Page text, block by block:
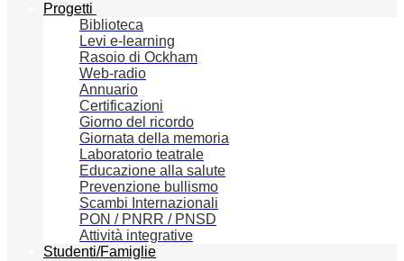
Progetti
Biblioteca
Levi e-learning
Rasoio di Ockham
Web-radio
Annuario
Certificazioni
Giorno del ricordo
Giornata della memoria
Laboratorio teatrale
Educazione alla salute
Prevenzione bullismo
Scambi Internazionali
PON / PNRR / PNSD
Attività integrative
Studenti/Famiglie